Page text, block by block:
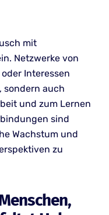
mit
Netzwerke von
Interessen
auch
und zum Lernen
sind
Wachstum und
zu